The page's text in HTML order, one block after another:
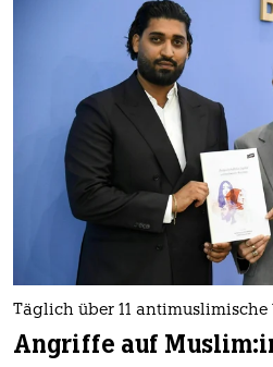
Täglich über 11 antimuslimische
Angriffe auf